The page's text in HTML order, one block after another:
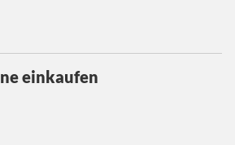
einkaufen